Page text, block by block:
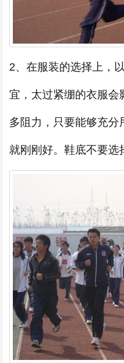
2、在服装的选择上，
宜，太过紧绷的衣服会
多阻力，只要能够充分
就刚刚好。鞋底不要选